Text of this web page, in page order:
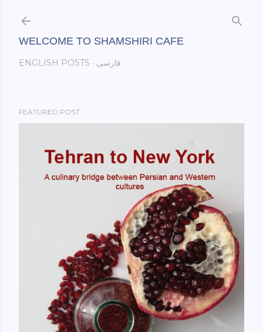
WELCOME TO SHAMSHIRI CAFE
ENGLISH POSTS فارسی
FEATURED POST